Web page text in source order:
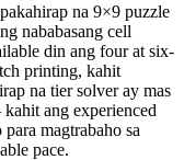
na 9×9 puzzle
nababasang cell
din ang four at six-
printing, kahit
na tier solver ay mas
ang experienced
magtrabaho sa
pace.